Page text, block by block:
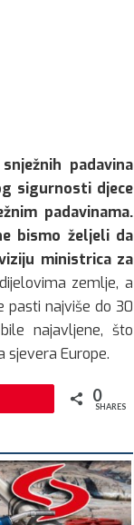
padavina
sigurnosti djece
padavinama.
bismo željeli da
ministrica za
zemlje, a
pasti najviše do 30
najavljene, što
Europe.
0
SHARES